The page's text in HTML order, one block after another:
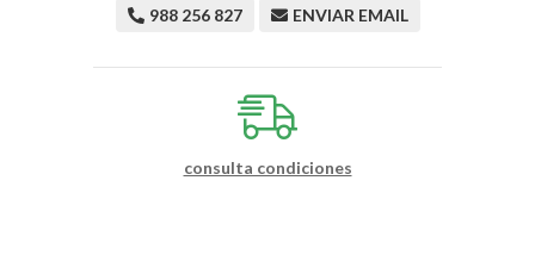
988 256 827 ENVIAR EMAIL
consulta condiciones